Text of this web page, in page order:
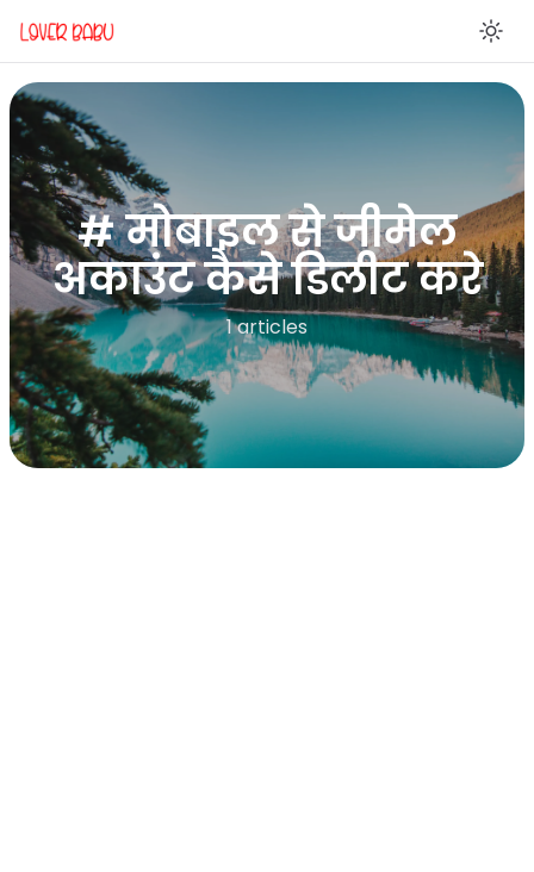
# मोबाइल से जीमेल
अकाउंट कैसे डिलीट करे
1 articles